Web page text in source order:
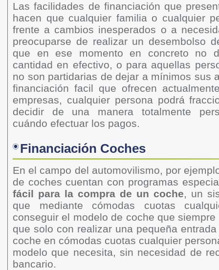
Las facilidades de financiación que
hacen que cualquier familia o cualquier
frente a cambios inesperados o a
preocuparse de realizar un desembolso
que en ese momento en concreto no
cantidad en efectivo, o para aquellas
no son partidarias de dejar a mínimos sus
financiación facil que ofrecen
empresas, cualquier persona podrá
decidir de una manera totalmente
cuándo efectuar los pagos.
Financiación Coches
En el campo del automovilismo, por
de coches cuentan con programas
fácil para la compra de un coche, un
que mediante cómodas cuotas
conseguir el modelo de coche que
que solo con realizar una pequeña
coche en cómodas cuotas cualquier
modelo que necesita, sin necesidad de
bancario.